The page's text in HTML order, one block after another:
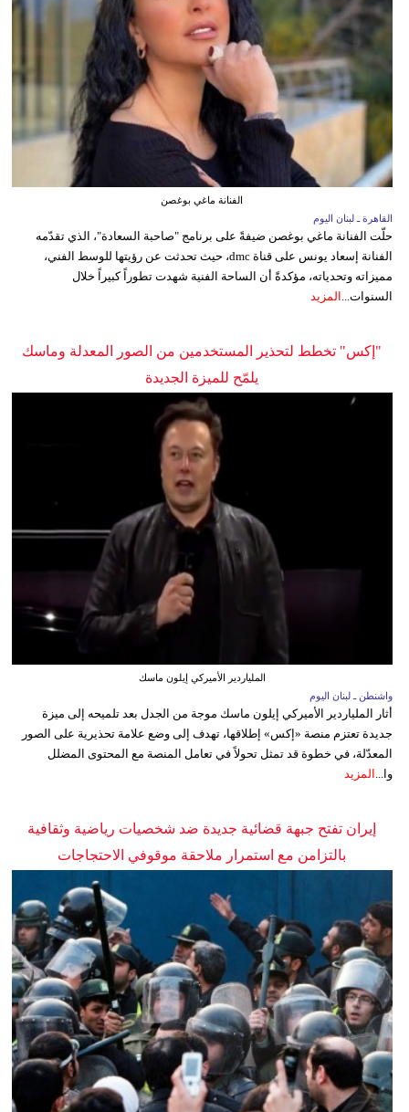
الفنانة ماغي بوغصن
القاهرة ـ لبنان اليوم
حلّت الفنانة ماغي بوغصن ضيفةً على برنامج "صاحبة السعادة"، الذي تقدّمه
الفنانة إسعاد يونس على قناة dmc، حيث تحدثت عن رؤيتها للوسط الفني،
مميزاته وتحدياته، مؤكدةً أن الساحة الفنية شهدت تطوراً كبيراً خلال
السنوات...
المزيد
"إكس" تخطط لتحذير المستخدمين من الصور المعدلة وماسك
يلمّح للميزة الجديدة
الملياردير الأميركي إيلون ماسك
واشنطن ـ لبنان اليوم
أثار الملياردير الأميركي إيلون ماسك موجة من الجدل بعد تلميحه إلى ميزة
جديدة تعتزم منصة «إكس» إطلاقها، تهدف إلى وضع علامة تحذيرية على الصور
المعدّلة، في خطوة قد تمثل تحولاً في تعامل المنصة مع المحتوى المضلل
وا... المزيد
إيران تفتح جبهة قضائية جديدة ضد شخصيات رياضية وثقافية
بالتزامن مع استمرار ملاحقة موقوفي الاحتجاجات